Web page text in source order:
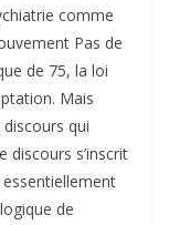
comme
Pas de
de 75, la loi
Mais
qui
discours s’inscrit
de